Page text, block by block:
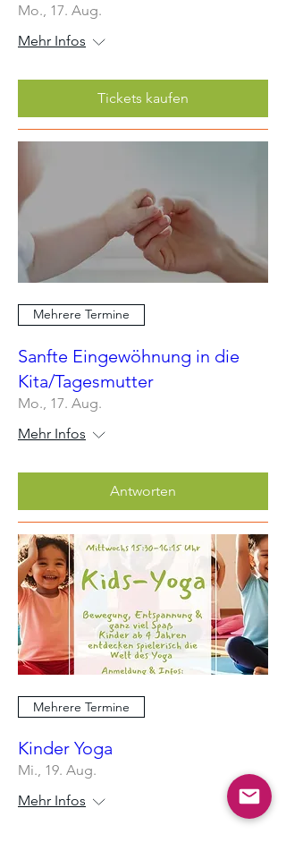
Mo., 17. Aug.
Mehr Infos
Tickets kaufen
Mehrere Termine
Sanfte Eingewöhnung in die
Kita/Tagesmutter
Mo., 17. Aug.
Mehr Infos
Antworten
Mehrere Termine
Kinder Yoga
Mi., 19. Aug.
Mehr Infos